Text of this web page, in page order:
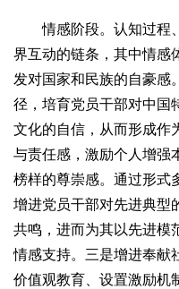
情感阶段。认知过程、
界互动的链条，其中情感
发对国家和民族的自豪感
径，培育党员干部对中国
文化的自信，从而形成作
与责任感，激励个人增强
榜样的尊崇感。通过形式
增进党员干部对先进典型
共鸣，进而为其以先进模
情感支持。三是增进奉献
价值观教育、设置激励机